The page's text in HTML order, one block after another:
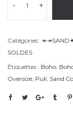
- +
Catégories :
SOLDES
Étiquettes : Boho,
Oversize, Pull, Sand